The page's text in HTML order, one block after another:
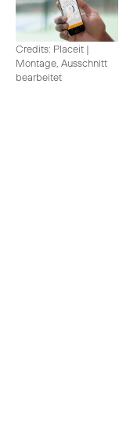
Credits: Placeit |
Montage, Ausschnitt
bearbeitet